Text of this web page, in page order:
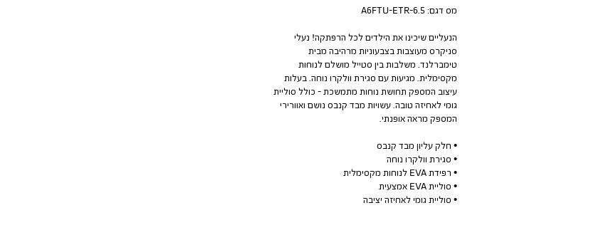
מס דגם:A6FTU-ETR-6.5
הנעליים שיכינו את הילדים לכל הרפתקה! נעלי
סניקרס מעוצבות בצבעוניות מרהיבה מבית
טימברלנד. משלבות בין סטייל מושלם לנוחות
מקסימלית. מגיעות עם סגירת וולקרו נוחה. בעלות
עיצוב המספק תחושת נוחות מתמשכת - כולל סוליית
גומי לאחיזה טובה. עשויות מבד קנבס נושם ואוורירי
המספק מראה אופנתי.
• חלק עליון מבד קנבס
• סגירת וולקרו נוחה
• רפידת EVA לנוחות מקסימלית
• סוליית EVA אמצעית
• סוליית גומי לאחיזה יציבה